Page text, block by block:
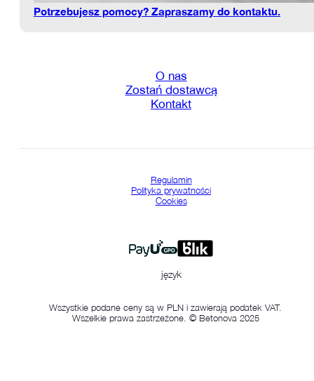
Potrzebujesz pomocy? Zapraszamy do kontaktu.
O nas
Zostań dostawcą
Kontakt
Wszystkie podane ceny są w PLN i zawierają podatek VAT.
Wszelkie prawa zastrzeżone. © Betonova 2025
Regulamin
Polityka prywatności
Cookies
język